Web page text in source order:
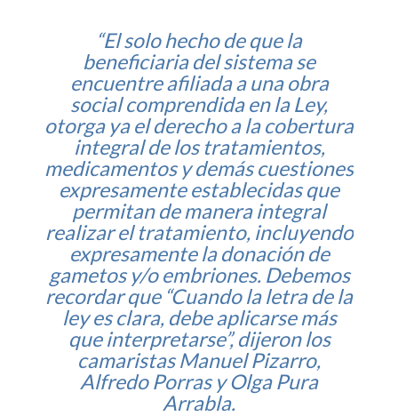
“El solo hecho de que la
beneficiaria del sistema se
encuentre afiliada a una obra
social comprendida en la Ley,
otorga ya el derecho a la cobertura
integral de los tratamientos,
medicamentos y demás cuestiones
expresamente establecidas que
permitan de manera integral
realizar el tratamiento, incluyendo
expresamente la donación de
gametos y/o embriones. Debemos
recordar que “Cuando la letra de la
ley es clara, debe aplicarse más
que interpretarse”, dijeron los
camaristas Manuel Pizarro,
Alfredo Porras y Olga Pura
Arrabla.